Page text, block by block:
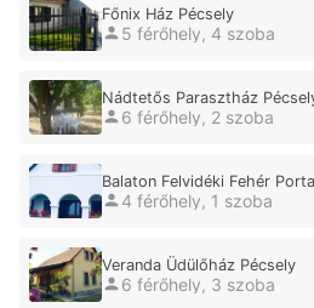
Főnix Ház Pécsely
5 férőhely, 4 szoba
Nádtetős Parasztház
6 férőhely, 2 szoba
Balaton Felvidéki Fehér
4 férőhely, 1 szoba
Veranda Üdülőház Pécsely
6 férőhely, 3 szoba